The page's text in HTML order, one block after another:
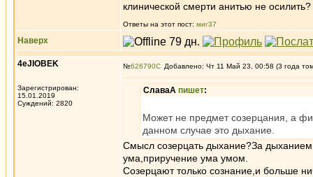
клинической смерти анитью не осилить?
Ответы на этот пост: миг37
Наверх
4eJIOBEK
Зарегистрирован:
15.01.2019
Суждений: 2820
№626790 Добавлено: Чт 11 Май 23, 00:58 (3 года
СлаваА пишет:
Может не предмет созерцания, а
данном случае это дыхание.
Смысл созерцать дыхание?За
ума,приручение ума умом.
Созерцают только сознание,и больше